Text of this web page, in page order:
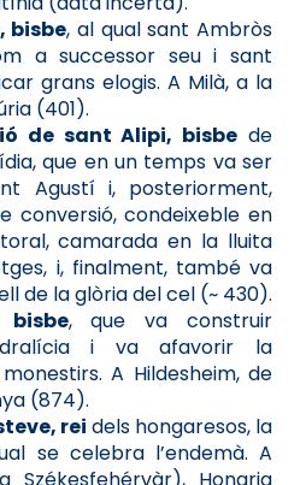
bisbe, al qual sant Ambròs
a successor seu i sant
grans elogis. A Milà, a la
(401).
de sant Alipi, bisbe de
que en un temps va ser
Agustí i, posteriorment,
conversió, condeixeble en
camarada en la lluita
i, finalment, també va
de la glòria del cel (~ 430).
, que va construir
i va afavorir la
A Hildesheim, de
(874).
rei dels hongaresos, la
se celebra l’endemà. A